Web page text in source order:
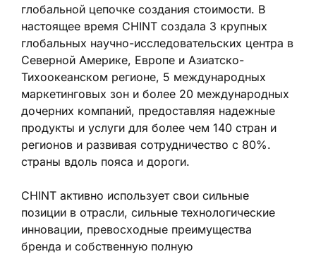
глобальной цепочке создания стоимости. В
настоящее время CHINT создала 3 крупных
глобальных научно-исследовательских центра в
Северной Америке, Европе и Азиатско-
Тихоокеанском регионе, 5 международных
маркетинговых зон и более 20 международных
дочерних компаний, предоставляя надежные
продукты и услуги для более чем 140 стран и
регионов и развивая сотрудничество с 80%.
страны вдоль пояса и дороги.
CHINT активно использует свои сильные
позиции в отрасли, сильные технологические
инновации, превосходные преимущества
бренда и собственную полную